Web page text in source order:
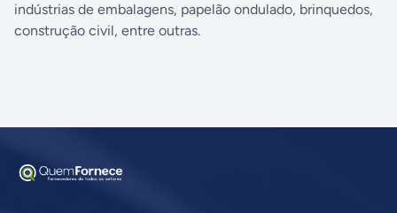
indústrias de embalagens, papelão ondulado, brinquedos,
construção civil, entre outras.